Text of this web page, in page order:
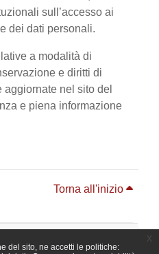
del sito, ne accetti le politiche:
sull’accesso ai
dei dati personali.
a modalità di
e diritti di
nel sito del
e piena informazione
Torna all'inizio